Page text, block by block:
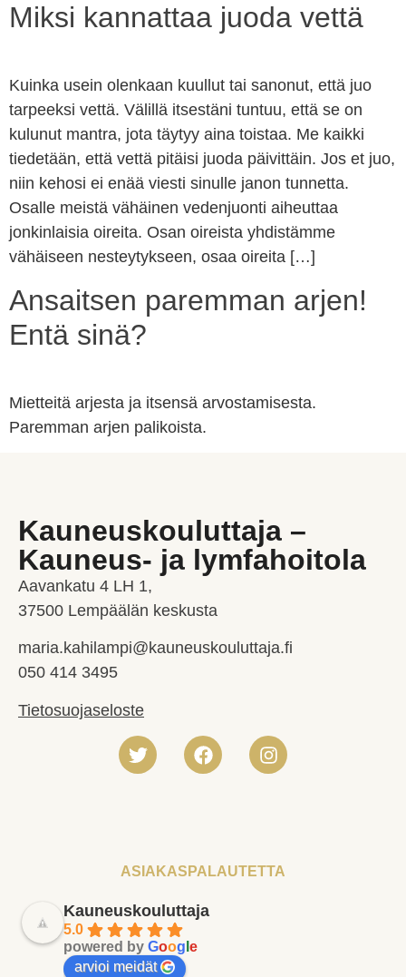
Miksi kannattaa juoda vettä
Kuinka usein olenkaan kuullut tai sanonut, että juo
tarpeeksi vettä. Välillä itsestäni tuntuu, että se on
kulunut mantra, jota täytyy aina toistaa. Me kaikki
tiedetään, että vettä pitäisi juoda päivittäin. Jos et juo,
niin kehosi ei enää viesti sinulle janon tunnetta.
Osalle meistä vähäinen vedenjuonti aiheuttaa
jonkinlaisia oireita. Osan oireista yhdistämme
vähäiseen nesteytykseen, osaa oireita […]
Ansaitsen paremman arjen!
Entä sinä?
Mietteitä arjesta ja itsensä arvostamisesta.
Paremman arjen palikoista.
Kauneuskouluttaja –
Kauneus- ja lymfahoitola
Aavankatu 4 LH 1,
37500 Lempäälän keskusta
maria.kahilampi@kauneuskouluttaja.fi
050 414 3495
Tietosuojaseloste
ASIAKASPALAUTETTA
Kauneuskouluttaja
5.0
powered by Goog e
arvioi meidät